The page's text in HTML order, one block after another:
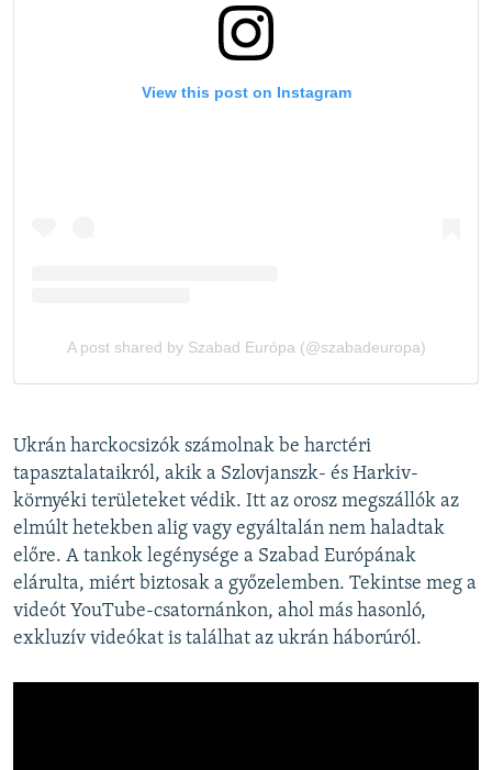
Ukrán harckocsizók számolnak be harctéri
tapasztalataikról, akik a Szlovjanszk- és Harkiv-
környéki területeket védik. Itt az orosz megszállók az
elmúlt hetekben alig vagy egyáltalán nem haladtak
előre. A tankok legénysége a Szabad Európának
elárulta, miért biztosak a győzelemben. Tekintse meg a
videót YouTube-csatornánkon, ahol más hasonló,
exkluzív videókat is találhat az ukrán háborúról.